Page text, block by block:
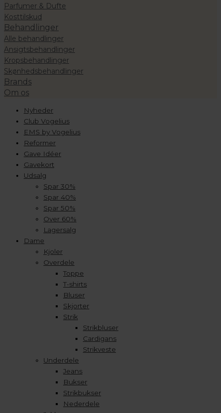
Parfumer & Dufte
Kosttilskud
Behandlinger
Alle behandlinger
Ansigtsbehandlinger
Kropsbehandlinger
Skønhedsbehandlinger
Brands
Om os
Nyheder
Club Vogelius
EMS by Vogelius
Reformer
Gave Idéer
Gavekort
Udsalg
Spar 30%
Spar 40%
Spar 50%
Over 60%
Lagersalg
Dame
Kjoler
Overdele
Toppe
T-shirts
Bluser
Skjorter
Strik
Strikbluser
Cardigans
Strikveste
Underdele
Jeans
Bukser
Strikbukser
Nederdele